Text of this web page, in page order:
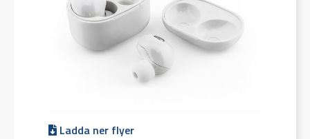
Ladda ner flyer